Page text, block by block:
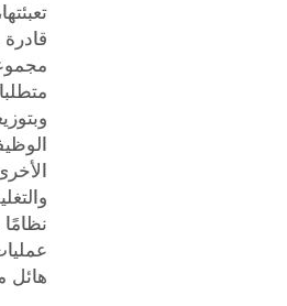
قادرة
نظامًا
هائل